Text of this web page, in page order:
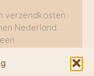
verzendkosten
Nederland.